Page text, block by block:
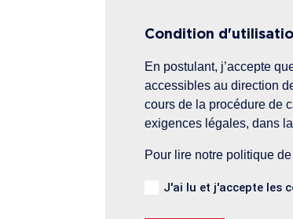
Condition
En postulant, j’accepte
accessibles au direction
cours de la procédure de
exigences légales, dans
Pour lire notre politique
J'ai lu et j'accepte les